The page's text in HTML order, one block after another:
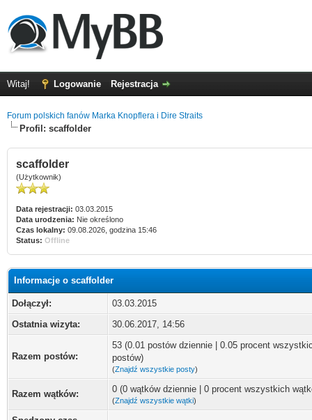
Witaj! Logowanie Rejestracja
Forum polskich fanów Marka Knopflera i Dire Straits
Profil: scaffolder
scaffolder
(Użytkownik)
Data rejestracji: 03.03.2015
Data urodzenia: Nie określono
Czas lokalny: 09.08.2026, godzina 15:46
Status: Offline
Informacje o scaffolder
Dołączył:
03.03.2015
Ostatnia wizyta:
30.06.2017, 14:56
Razem postów:
53 (0.01 postów dziennie | 0.05 procent
postów)
(Znajdź wszystkie posty)
Razem wątków: 0 (0 wątków dziennie | 0 procent wszystkich
(Znajdź wszystkie wątki)